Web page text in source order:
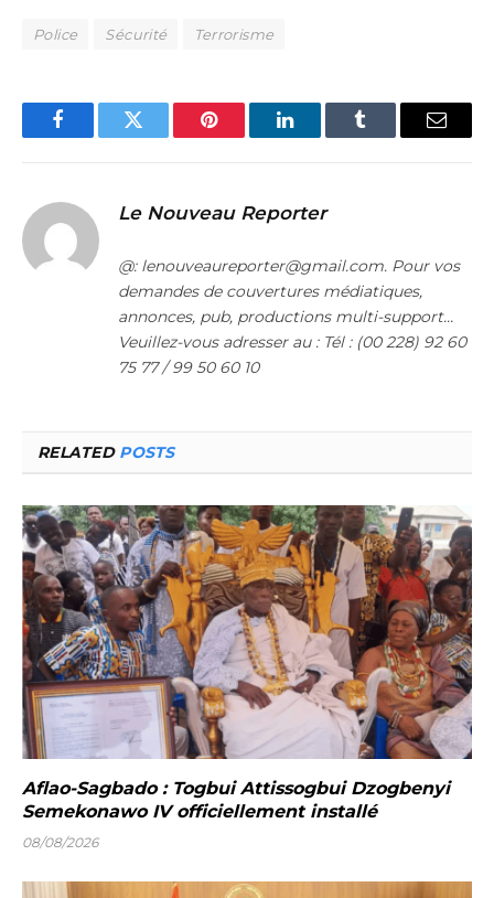
Police Sécurité Terrorisme
FacebookTwitter Pinterest LinkedInTumblr Email
Le Nouveau Reporter
@: lenouveaureporter@gmail.com. Pour vos
demandes de couvertures médiatiques,
annonces, pub, productions multi-support…
Veuillez-vous adresser au : Tél : (00 228) 92 60
75 77 / 99 50 60 10
RELATED POSTS
Aflao-Sagbado : Togbui Attissogbui Dzogbenyi
Semekonawo IV officiellement installé
08/08/2026